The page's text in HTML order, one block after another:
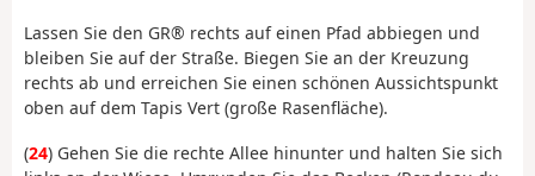
Lassen Sie den GR® rechts auf einen Pfad abbiegen und
bleiben Sie auf der Straße. Biegen Sie an der Kreuzung
rechts ab und erreichen Sie einen schönen Aussichtspunkt
oben auf dem Tapis Vert (große Rasenfläche).
(24) Gehen Sie die rechte Allee hinunter und halten Sie sich